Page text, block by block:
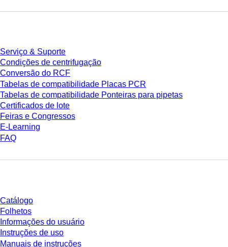
Serviço & Suporte
Condições de centrifugação
Conversão do RCF
Tabelas de compatibilidade Placas PCR
Tabelas de compatibilidade Ponteiras para pipetas
Certificados de lote
Feiras e Congressos
E-Learning
FAQ
Catálogo
Folhetos
Informações do usuário
Instruções de uso
Manuais de instruções